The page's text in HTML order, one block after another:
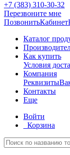
+7 (383) 310-30-32
Перезвоните мне
ПозвонитьКабинет
Каталог
Как купить
Условия
Компания
Реквизиты
Контакты
Еще
Войти
Корзина